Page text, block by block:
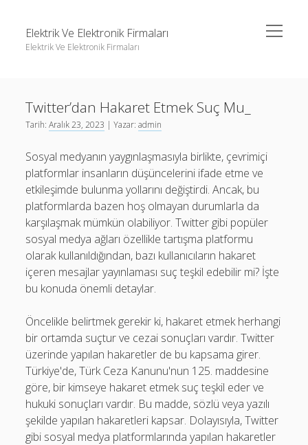
Elektrik Ve Elektronik Firmaları
Elektrik Ve Elektronik Firmaları
menüyü
aç
Instagram Beğeni Hilesi Bedava Şifresiz
Instagram Gizli Hesap Görme Forumu
Liste
Sayfa Listesi
Instagram Beğeni Hilesi Bedava Şifresiz
Instagram Gizli Hesap Görme Forumu
Liste
Sayfa Listesi
Twitter’dan Hakaret Etmek Suç Mu_
Tarih:Aralık 23, 2023 | Yazar:admin
Sosyal medyanın yaygınlaşmasıyla birlikte, çevrimiçi
platformlar insanların düşüncelerini ifade etme ve
etkileşimde bulunma yollarını değiştirdi. Ancak, bu
platformlarda bazen hoş olmayan durumlarla da
karşılaşmak mümkün olabiliyor. Twitter gibi popüler
sosyal medya ağları özellikle tartışma platformu
olarak kullanıldığından, bazı kullanıcıların hakaret
içeren mesajlar yayınlaması suç teşkil edebilir mi? İşte
bu konuda önemli detaylar.
Öncelikle belirtmek gerekir ki, hakaret etmek herhangi
bir ortamda suçtur ve cezai sonuçları vardır. Twitter
üzerinde yapılan hakaretler de bu kapsama girer.
Türkiye'de, Türk Ceza Kanunu'nun 125. maddesine
göre, bir kimseye hakaret etmek suç teşkil eder ve
hukuki sonuçları vardır. Bu madde, sözlü veya yazılı
şekilde yapılan hakaretleri kapsar. Dolayısıyla, Twitter
gibi sosyal medya platformlarında yapılan hakaretler